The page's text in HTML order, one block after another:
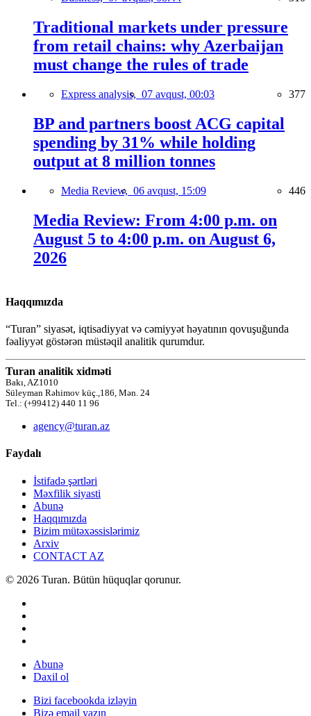
Traditional markets under pressure
from retail chains: why Azerbaijan
must change the rules of trade
Express analysis, 07 avqust, 00:03 377
BP and partners boost ACG capital
spending by 31% while holding
output at 8 million tonnes
Media Review, 06 avqust, 15:09 446
Media Review: From 4:00 p.m. on
August 5 to 4:00 p.m. on August 6,
2026
Haqqımızda
“Turan” siyasət, iqtisadiyyat və cəmiyyət həyatının qovuşuğunda
fəaliyyət göstərən müstəqil analitik qurumdur.
Turan analitik xidməti
Bakı, AZ1010
Süleyman Rəhimov küç.,186, Mən. 24
Tel.: (+99412) 440 11 96
agency@turan.az
Faydalı
İstifadə şərtləri
Məxfilik siyasti
Abunə
Haqqımızda
Bizim mütəxəssislərimiz
Arxiv
CONTACT AZ
© 2026 Turan. Bütün hüquqlar qorunur.
Abunə
Daxil ol
Bizi facebookda izləyin
Bizə email yazın